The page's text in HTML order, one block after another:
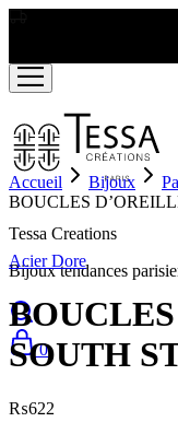
Tessa Creations
Bijoux tendances
0
Accueil Bijoux
BOUCLES
Acier Dore
SOUTH
₨622